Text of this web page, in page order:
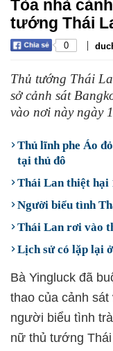
Tòa nhà
tướng Thái
0 |
Thủ tướng Thái
sở cảnh sát
vào nơi này ngày
Thủ lĩnh phe Áo
tại thủ đô
Thái Lan thiệt hại
Người biểu tình
Thái Lan rơi vào
Lịch sử có lặp lại
Bà Yingluck đã
thao của cảnh
người biểu tình
nữ thủ tướng